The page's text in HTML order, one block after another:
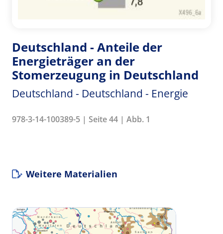
Deutschland - Anteile der
Energieträger an der
Stomerzeugung in Deutschland
Deutschland - Deutschland - Energie
978-3-14-100389-5 | Seite 44 | Abb. 1
Weitere Materialien